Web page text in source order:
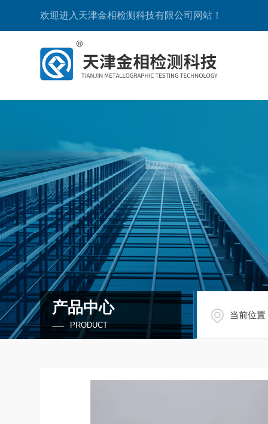
欢迎进入天津金相检测科技有限公司网站！
产品中心
PRODUCT
当前位置